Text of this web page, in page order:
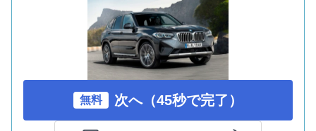
無料 次へ（45秒で完了）